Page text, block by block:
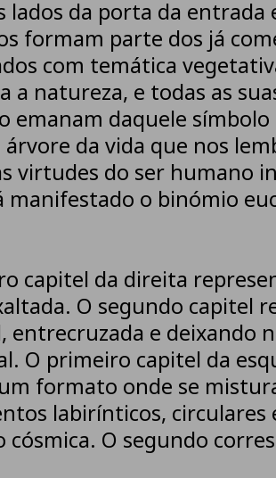
lados da porta da entrada
formam parte dos já
com temática
a natureza, e todas as
emanam daquele
árvore da vida que nos
virtudes do ser humano
manifestado o binómio
capitel da direita
O segundo capitel
entrecruzada e deixando
O primeiro capitel da
formato onde se
labirínticos, circulares
cósmica. O segundo